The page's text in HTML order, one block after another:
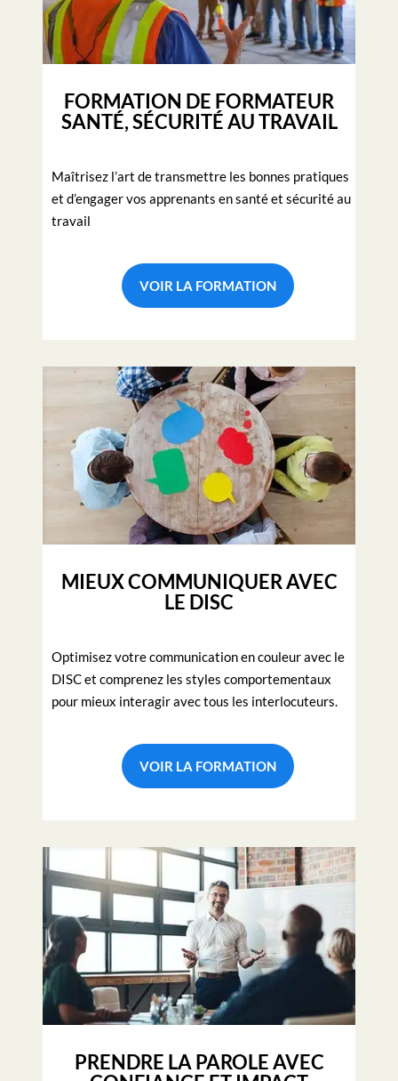
FORMATION DE FORMATEUR
SANTÉ, SÉCURITÉ AU TRAVAIL
Maîtrisez l’art de transmettre les bonnes pratiques
et d’engager vos apprenants en santé et sécurité au
travail
VOIR LA FORMATION
MIEUX COMMUNIQUER AVEC
LE DISC
Optimisez votre communication en couleur avec le
DISC et comprenez les styles comportementaux
pour mieux interagir avec tous les interlocuteurs.
VOIR LA FORMATION
PRENDRE LA PAROLE AVEC